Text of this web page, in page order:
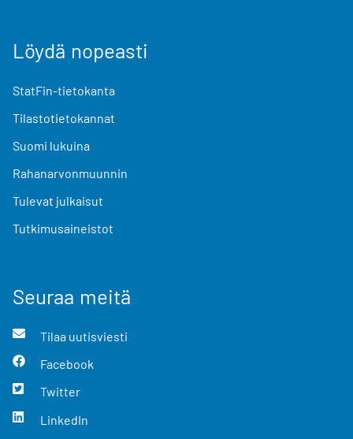
Löydä nopeasti
StatFin-tietokanta
Tilastotietokannat
Suomi lukuina
Rahanarvonmuunnin
Tulevat julkaisut
Tutkimusaineistot
Seuraa meitä
Tilaa uutisviesti
Facebook
Twitter
LinkedIn